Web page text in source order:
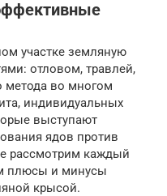
участке земляную
отловом, травлей,
метода во многом
индивидуальных
выступают
ядов против
рассмотрим каждый
плюсы и минусы
крысой.